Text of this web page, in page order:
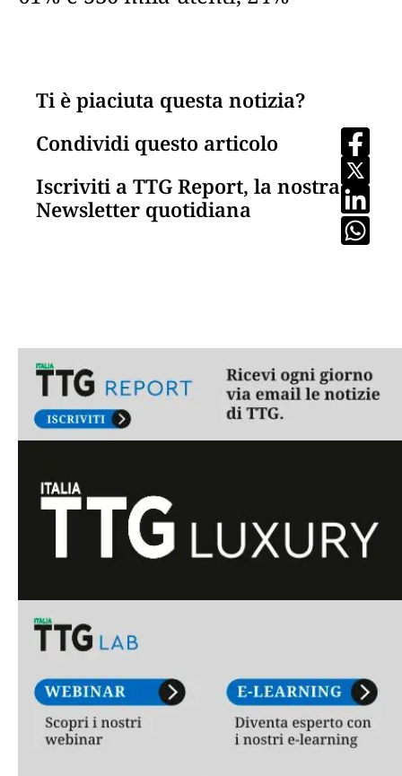
Ti è piaciuta questa notizia?
Condividi questo articolo
Iscriviti a TTG Report, la nostra
Newsletter quotidiana